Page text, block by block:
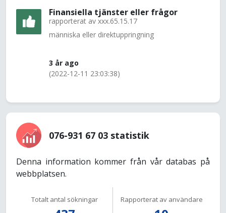
Finansiella tjänster eller frågor
rapporterat av xxx.65.15.17
människa eller direktuppringning
3 år ago
(2022-12-11 23:03:38)
076-931 67 03 statistik
Denna information kommer från vår databas på
webbplatsen.
Totalt antal sökningar Rapporterat av användare